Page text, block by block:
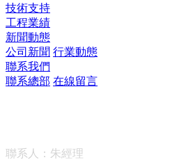
技術支持
工程業績
新聞動態
公司新聞 行業動態
聯系我們
聯系總部 在線留言
聯系人：朱經理